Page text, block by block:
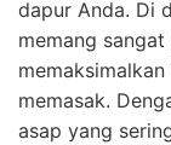
dapur Anda. Di
memang
memasak.
asap yang